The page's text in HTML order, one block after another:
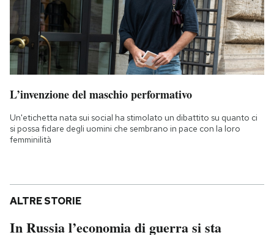
L’invenzione del maschio performativo
Un'etichetta nata sui social ha stimolato un dibattito su quanto ci
si possa fidare degli uomini che sembrano in pace con la loro
femminilità
ALTRE STORIE
In Russia l’economia di guerra si sta